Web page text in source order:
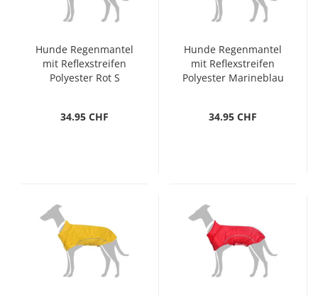
Hunde Regenmantel
mit Reflexstreifen
Polyester Rot S
34.95 CHF
Hunde Regenmantel
mit Reflexstreifen
Polyester Marineblau
34.95 CHF